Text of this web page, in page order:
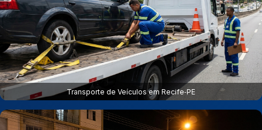
Transporte de Veículos em Recife‑PE